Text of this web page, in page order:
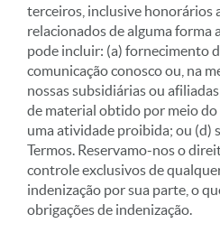
terceiros, inclusive honorários
relacionados de alguma forma
pode incluir: (a) fornecimento
comunicação conosco ou, na
nossas subsidiárias ou
de material obtido por meio
uma atividade proibida; ou (d)
Termos. Reservamo-nos o
controle exclusivos de
indenização por sua parte, o
obrigações de indenização.